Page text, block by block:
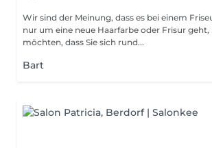
Wir sind der Meinung, dass es bei einem
nur um eine neue Haarfarbe oder Frisur
möchten, dass Sie sich rund...
Bart